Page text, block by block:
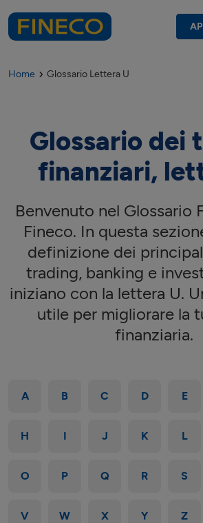
Home Glossario Lettera U
Glossario dei
finanziari,
Benvenuto nel Glossario
Fineco. In questa
definizione dei
trading, banking e
iniziano con la lettera U.
utile per migliorare la
finanziaria.
A B C D E
H I J K L
O P Q R S
V W X Y Z